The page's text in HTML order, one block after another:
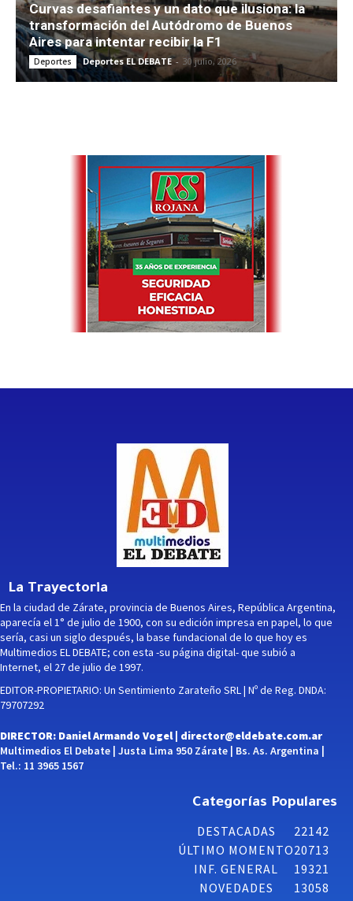
Curvas desafiantes y un dato que ilusiona: la
transformación del Autódromo de Buenos
Aires para intentar recibir la F1
Deportes Deportes EL DEBATE - 30 julio, 2026
La Trayectoria
En la ciudad de Zárate, provincia de Buenos Aires, República Argentina,
aparecía el 1° de julio de 1900, con su edición impresa en papel, lo que
sería, casi un siglo después, la base fundacional de lo que hoy es
Multimedios EL DEBATE; con esta -su página digital- que subió a
Internet, el 27 de julio de 1997.
EDITOR-PROPIETARIO: Un Sentimiento Zarateño SRL | Nº de Reg. DNDA:
79707292
DIRECTOR: Daniel Armando Vogel | director@eldebate.com.ar
Multimedios El Debate | Justa Lima 950 Zárate | Bs. As. Argentina |
Tel.: 11 3965 1567
Categorías Populares
DESTACADAS
22142
ÚLTIMO MOMENTO20713
INF. GENERAL
19321
NOVEDADES
13058